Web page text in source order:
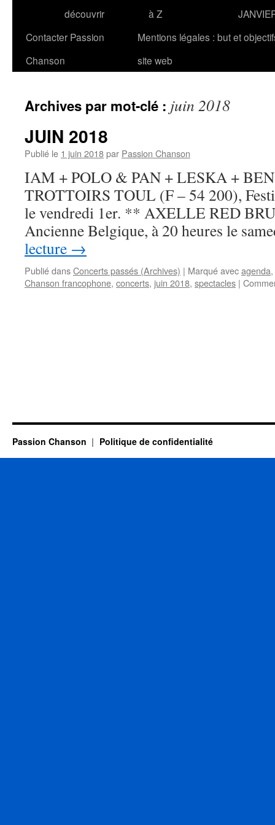
découvrir
à Z
Contacter Passion
Chanson
Mentions légales : but et
site web
Archives par mot-clé : juin 2018
JUIN 2018
Publié le 1 juin 2018par Passion Chanson
IAM + POLO & PAN + LESKA +
TROTTOIRS TOUL (F – 54 200),
le vendredi 1er. ** AXELLE RED
Ancienne Belgique, à 20 heures le
lecture →
Publié dansConcerts passés (Archives) | Marqué avecagenda,
Chanson francophone, concerts, juin 2018, spectacles |
Passion Chanson Politique de confidentialité